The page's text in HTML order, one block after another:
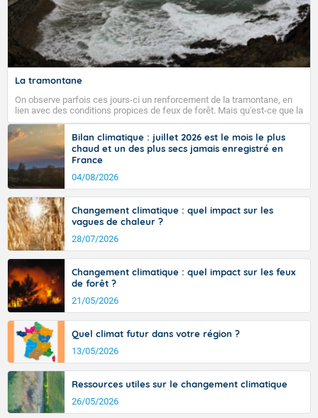
La tramontane
On observe parfois ces jours-ci un renforcement de la tramontane, en
lien avec des conditions propices de feux de forêt. Mais qu'est-ce que la
tramontane ? Quelles sont ses caractéristiques ? La tramontane est un
vent turbulent soufflant de secteur nord-ouest à nord, ou ouest à nord-
ouest, dans un secteur qui part du Roussillon à la vallée de l’Aude et à
l’ouest de l’Hérault. L’étymologie de ce vent vient du latin trasmontanus,
signifiant au-delà des monts, en allusion aux régions montagneuses
d’où provient ce vent.
Bilan climatique : juillet 2026 est le mois le plus
chaud et un des plus secs jamais enregistré en
France
04/08/2026
Changement climatique : quel impact sur les
vagues de chaleur ?
28/07/2026
Changement climatique : quel impact sur les feux
de forêt ?
21/05/2026
Quel climat futur dans votre région ?
13/05/2026
Ressources utiles sur le changement climatique
26/05/2026